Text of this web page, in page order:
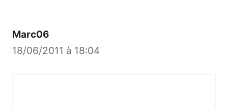
Marc06
18/06/2011 à 18:04